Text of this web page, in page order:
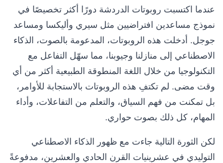
عندما اكتسبت روبوتات الدردشة دورًا أكثر تخصيصًا في
نموذج مساعدين افتراضيين مثل سيري وأليكسا ومساعد
جوجل. أدخلت هذه الروبوتات، المدعومة بالصوت، الذكاء
الاصطناعي إلى منازلنا وجيوبنا، مما سهّل التفاعل مع
التكنولوجيا من خلال اللغة المنطوقة الطبيعية أكثر من أي
وقت مضى. لم تكتفِ هذه الروبوتات بالاستجابة للأوامر،
بل تمكنت من فهم السياق، والتعلم من التفاعلات، وأداء
المهام، كل ذلك بصوت حواري.
لكن الثورة التالية جاءت مع ظهور الذكاء الاصطناعي
التوليدي في عشرينيات القرن الحادي والعشرين، مدفوعةً